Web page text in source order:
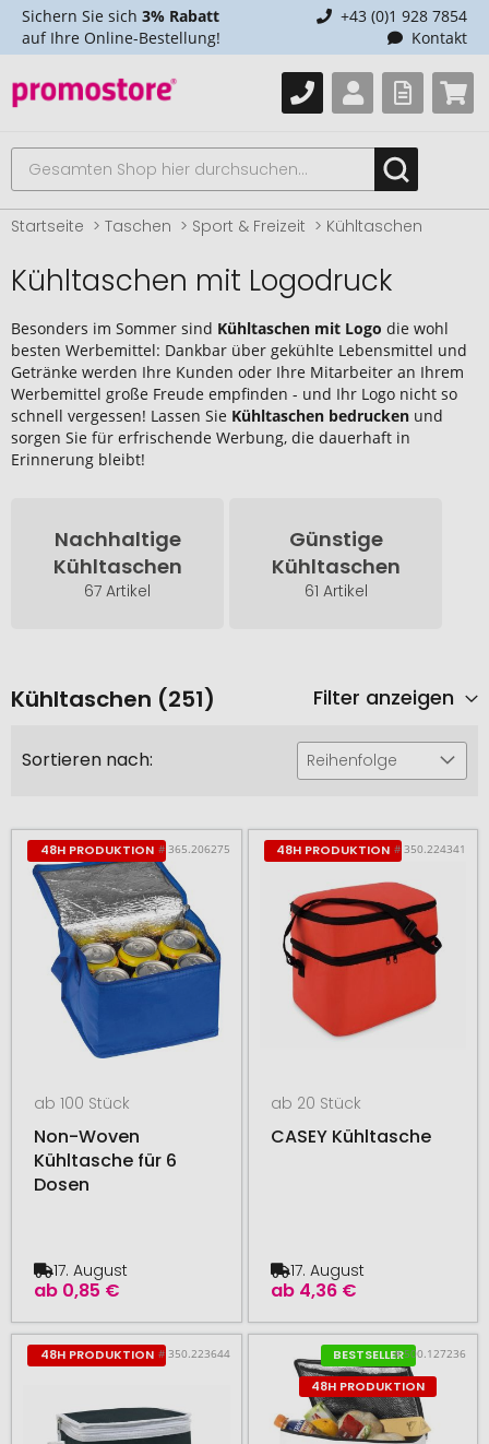
Sichern Sie sich 3% Rabatt
auf Ihre Online-Bestellung!
+43 (0)1 928 7854
Kontakt
Startseite Taschen Sport & Freizeit Kühltaschen
Kühltaschen mit Logodruck
Besonders im Sommer sind Kühltaschen mit Logo die wohl
besten Werbemittel: Dankbar über gekühlte Lebensmittel und
Getränke werden Ihre Kunden oder Ihre Mitarbeiter an Ihrem
Werbemittel große Freude empfinden - und Ihr Logo nicht so
schnell vergessen! Lassen Sie Kühltaschen bedrucken und
sorgen Sie für erfrischende Werbung, die dauerhaft in
Erinnerung bleibt!
Nachhaltige
Kühltaschen
67 Artikel
Günstige
Kühltaschen
61 Artikel
Kühltaschen (251) Filter anzeigen
Sortieren nach: Reihenfolge
48H PRODUKTION # 365.206275
ab 100 Stück
Non-Woven
Kühltasche für 6
Dosen
ab 0,85 €
17. August
48H PRODUKTION # 350.224341
ab 20 Stück
CASEY Kühltasche
ab 4,36 €
17. August
48H PRODUKTION # 350.223644
BESTSELLER
48H PRODUKTION
# 500.127236